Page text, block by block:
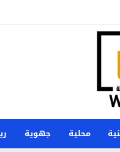
محلية جهوية